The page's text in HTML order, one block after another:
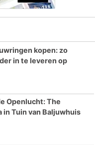
kopen: zo
in te leveren op
Openlucht: The
in Tuin van Baljuwhuis